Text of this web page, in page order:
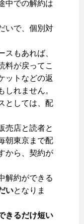
中での解約は
いで、個別対
スもあれば、
料が戻ってこ
ットなどの返
しれません。
としては、配
売店と読者と
朝東京まで配
から、契約が
解約ができる
いとなりま
きるだけ短い